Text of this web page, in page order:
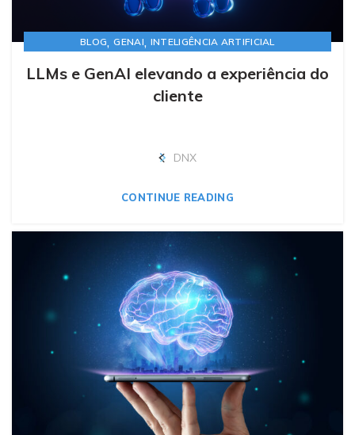
BLOG,GENAI, INTELIGÊNCIA ARTIFICIAL
LLMs e GenAI elevando a experiência do
cliente
DNX
CONTINUE READING